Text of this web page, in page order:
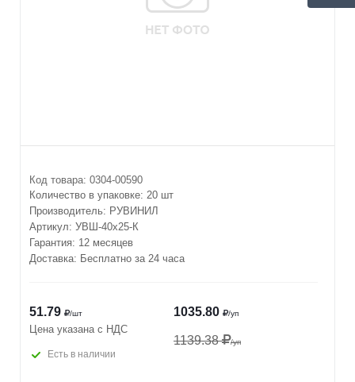
Код товара: 0304-00590
Количество в упаковке: 20 шт
Производитель: РУВИНИЛ
Артикул: УВШ-40х25-К
Гарантия: 12 месяцев
Доставка: Бесплатно за 24 часа
1035.80 /уп
1139.38 /уп
51.79 /шт
Цена указана с НДС
Есть в наличии